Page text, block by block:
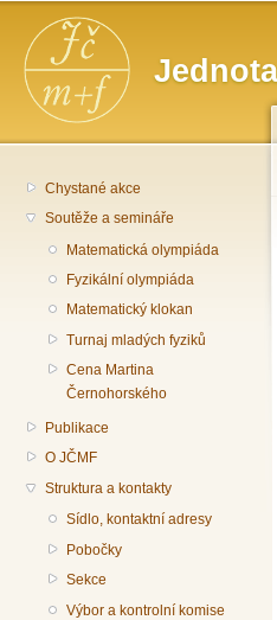
Hlavní menu
Chystané akce
Soutěže a semináře
Matematická olympiáda
Fyzikální olympiáda
Matematický klokan
Turnaj mladých fyziků
Cena Martina
Černohorského
Publikace
O JČMF
Struktura a kontakty
Sídlo, kontaktní adresy
Pobočky
Sekce
Výbor a kontrolní komise